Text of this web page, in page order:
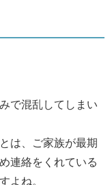
で混乱してしまい
は、ご家族が最期
連絡をくれている
よね。